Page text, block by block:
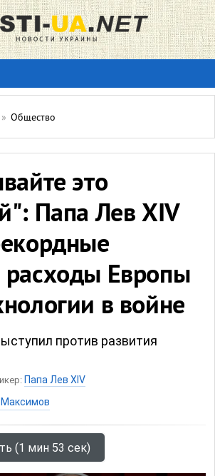
» Общество
это
Папа Лев XIV
Европы
в войне
против развития
Папа Лев XIV
(1 мин 53 сек)